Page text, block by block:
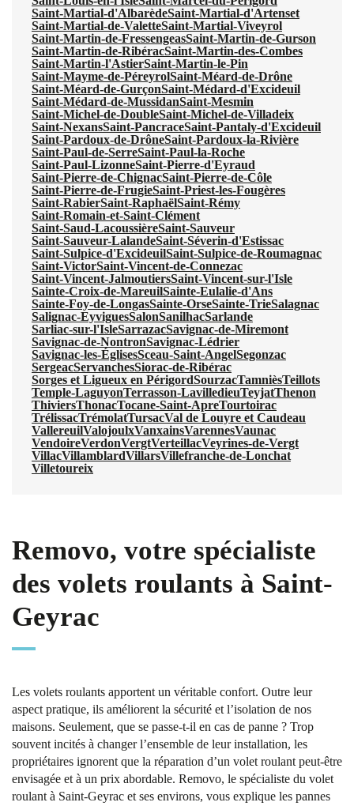
Saint-Martial-d'AlbarèdeSaint-Martial-d'Artenset
Saint-Martial-de-ValetteSaint-Martial-Viveyrol
Saint-Martin-de-FressengeasSaint-Martin-de-Gurson
Saint-Martin-de-RibéracSaint-Martin-des-Combes
Saint-Martin-l'AstierSaint-Martin-le-Pin
Saint-Mayme-de-PéreyrolSaint-Méard-de-Drône
Saint-Méard-de-GurçonSaint-Médard-d'Excideuil
Saint-Médard-de-MussidanSaint-Mesmin
Saint-Michel-de-DoubleSaint-Michel-de-Villadeix
Saint-NexansSaint-PancraceSaint-Pantaly-d'Excideuil
Saint-Pardoux-de-DrôneSaint-Pardoux-la-Rivière
Saint-Paul-de-SerreSaint-Paul-la-Roche
Saint-Paul-LizonneSaint-Pierre-d'Eyraud
Saint-Pierre-de-ChignacSaint-Pierre-de-Côle
Saint-Pierre-de-FrugieSaint-Priest-les-Fougères
Saint-RabierSaint-RaphaëlSaint-Rémy
Saint-Romain-et-Saint-Clément
Saint-Saud-LacoussièreSaint-Sauveur
Saint-Sauveur-LalandeSaint-Séverin-d'Estissac
Saint-Sulpice-d'ExcideuilSaint-Sulpice-de-Roumagnac
Saint-VictorSaint-Vincent-de-Connezac
Saint-Vincent-JalmoutiersSaint-Vincent-sur-l'Isle
Sainte-Croix-de-MareuilSainte-Eulalie-d'Ans
Sainte-Foy-de-LongasSainte-OrseSainte-TrieSalagnac
Salignac-EyviguesSalonSanilhacSarlande
Sarliac-sur-l'IsleSarrazacSavignac-de-Miremont
Savignac-de-NontronSavignac-Lédrier
Savignac-les-ÉglisesSceau-Saint-AngelSegonzac
SergeacServanchesSiorac-de-Ribérac
Sorges et Ligueux en PérigordSourzacTamnièsTeillots
Temple-LaguyonTerrasson-LavilledieuTeyjatThenon
ThiviersThonacTocane-Saint-ApreTourtoirac
TrélissacTrémolatTursacVal de Louyre et Caudeau
VallereuilValojoulxVanxainsVarennesVaunac
VendoireVerdonVergtVerteillacVeyrines-de-Vergt
VillacVillamblardVillarsVillefranche-de-Lonchat
Villetoureix
Removo, votre spécialiste
des volets roulants à Saint-
Geyrac
Les volets roulants apportent un véritable confort. Outre leur
aspect pratique, ils améliorent la sécurité et l’isolation de nos
maisons. Seulement, que se passe-t-il en cas de panne ? Trop
souvent incités à changer l’ensemble de leur installation, les
propriétaires ignorent que la réparation d’un volet roulant peut-être
envisagée et à un prix abordable. Removo, le spécialiste du volet
roulant à Saint-Geyrac et ses environs, vous explique les pannes